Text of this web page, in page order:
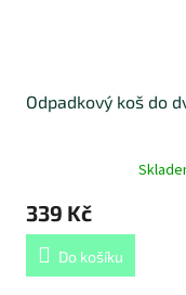
Odpadkový koš do
339 Kč
Do košíku